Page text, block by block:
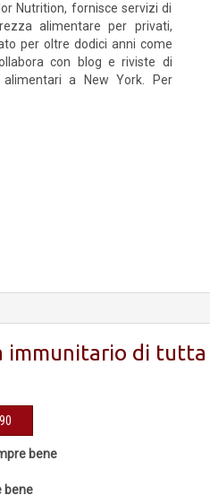
Nutrition, fornisce servizi di
alimentare per privati,
per oltre dodici anni come
con blog e riviste di
a New York. Per
immunitario di
bene
bene